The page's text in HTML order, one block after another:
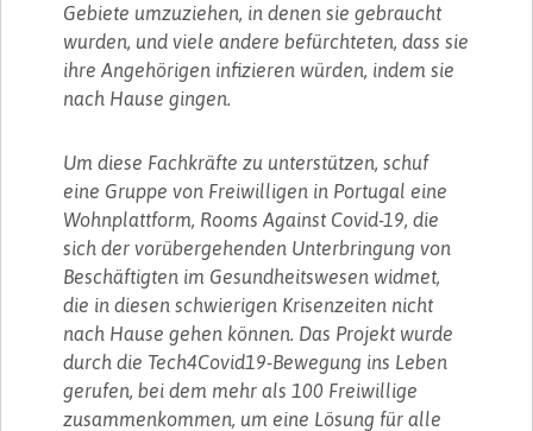
Gebiete umzuziehen, in denen sie gebraucht
wurden, und viele andere befürchteten, dass sie
ihre Angehörigen infizieren würden, indem sie
nach Hause gingen.
Um diese Fachkräfte zu unterstützen, schuf
eine Gruppe von Freiwilligen in Portugal eine
Wohnplattform, Rooms Against Covid-19, die
sich der vorübergehenden Unterbringung von
Beschäftigten im Gesundheitswesen widmet,
die in diesen schwierigen Krisenzeiten nicht
nach Hause gehen können. Das Projekt wurde
durch die Tech4Covid19-Bewegung ins Leben
gerufen, bei dem mehr als 100 Freiwillige
zusammenkommen, um eine Lösung für alle